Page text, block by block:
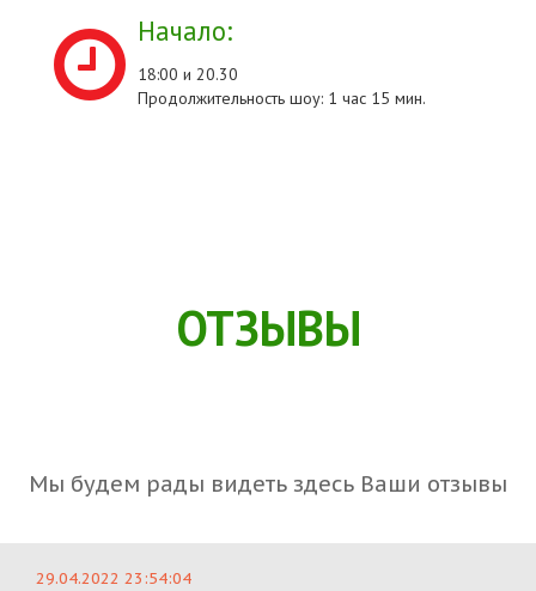
Начало:
18:00 и 20.30
Продолжительность шоу: 1 час 15 мин.
ОТЗЫВЫ
Мы будем рады видеть здесь Ваши отзывы
29.04.2022 23:54:04